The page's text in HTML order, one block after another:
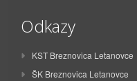
Odkazy
KST Breznovica Letanovce
ŠK Breznovica Letanovce